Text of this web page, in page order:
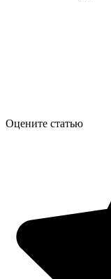
Оцените статью